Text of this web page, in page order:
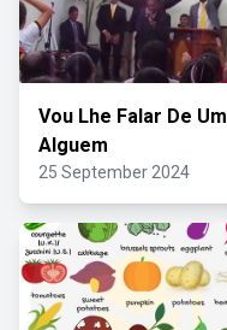
Vou Lhe Falar De Um
Alguem
25 September 2024